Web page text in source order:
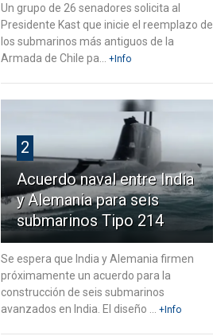
Un grupo de 26 senadores solicita al
Presidente Kast que inicie el reemplazo de
los submarinos más antiguos de la
Armada de Chile pa...
+Info
2
Acuerdo naval entre India
y Alemania para seis
submarinos Tipo 214
Se espera que India y Alemania firmen
próximamente un acuerdo para la
construcción de seis submarinos
avanzados en India. El diseño ...
+Info